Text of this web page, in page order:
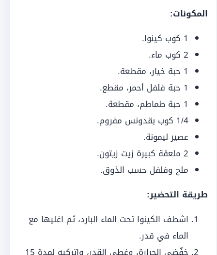
المكونات:
1 كوب كينوا.
2 كوب ماء.
1 حبة خيار، مقطعة.
1 حبة فلفل أحمر، مقطع.
1 حبة طماطم، مقطعة.
1/4 كوب بقدونس مفروم.
عصير ليمونة.
2 ملعقة كبيرة زيت زيتون.
ملح وفلفل حسب الذوق.
طريقة التحضير:
اشطف الكينوا تحت الماء البارد، ثم اغليها مع
الماء في قدر.